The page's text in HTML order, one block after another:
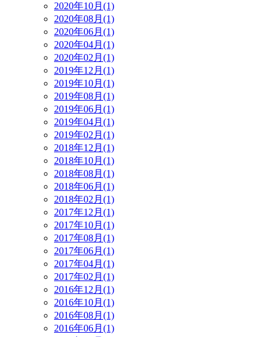
2020年10月(1)
2020年08月(1)
2020年06月(1)
2020年04月(1)
2020年02月(1)
2019年12月(1)
2019年10月(1)
2019年08月(1)
2019年06月(1)
2019年04月(1)
2019年02月(1)
2018年12月(1)
2018年10月(1)
2018年08月(1)
2018年06月(1)
2018年02月(1)
2017年12月(1)
2017年10月(1)
2017年08月(1)
2017年06月(1)
2017年04月(1)
2017年02月(1)
2016年12月(1)
2016年10月(1)
2016年08月(1)
2016年06月(1)